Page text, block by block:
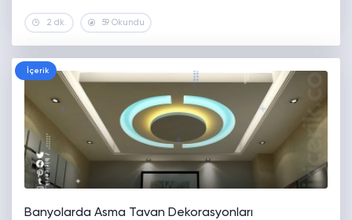
2 dk. 59 Okundu
İçerik
Banyolarda Asma Tavan Dekorasyonları